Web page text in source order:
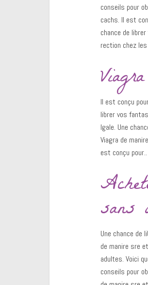
conseils pour
cachs. Il est
chance de
rection chez
Il est conçu
librer vos
lgale. Une
Viagra de
est conçu pour..
sans
Une chance de
de manire sre
adultes. Voici
conseils pour